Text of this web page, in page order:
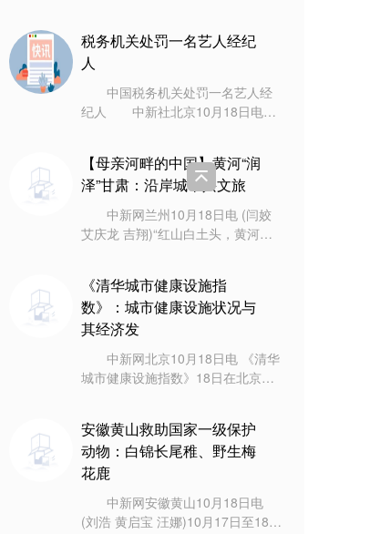
环湖游
税务机关处罚一名艺人经纪
人
中国税务机关处罚一名艺人经
纪人 中新社北京10月18日电
查过程中
【母亲河畔的中国】黄河“润
泽”甘肃：沿岸城市兴文旅
中新网兰州10月18日电 (闫姣
艾庆龙 吉翔)“红山白土头，黄河向
西
《清华城市健康设施指
数》：城市健康设施状况与
其经济发
中新网北京10月18日电 《清华
城市健康设施指数》18日在北京发
海城市
安徽黄山救助国家一级保护
动物：白锦长尾稚、野生梅
花鹿
中新网安徽黄山10月18日电
(刘浩 黄启宝 汪娜)10月17日至18